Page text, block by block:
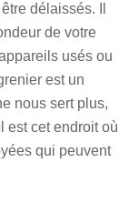
délaissés. Il
de votre
usés ou
est un
nous sert plus,
est cet endroit où
qui peuvent